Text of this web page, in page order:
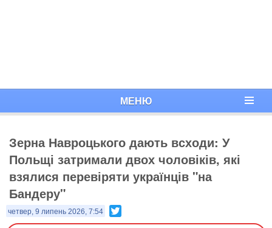
МЕНЮ
Зерна Навроцького дають всходи: У
Польщі затримали двох чоловіків, які
взялися перевіряти українців "на
Бандеру"
четвер, 9 липень 2026, 7:54